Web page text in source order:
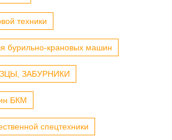
техники
бурильно-крановых машин
ЗАБУРНИКИ
БКМ
спецтехники